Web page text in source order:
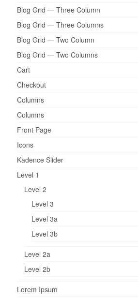
Blog Grid — Three Column
Blog Grid — Three Columns
Blog Grid — Two Column
Blog Grid — Two Columns
Cart
Checkout
Columns
Columns
Front Page
Icons
Kadence Slider
Level 1
Level 2
Level 3
Level 3a
Level 3b
Level 2a
Level 2b
Lorem Ipsum